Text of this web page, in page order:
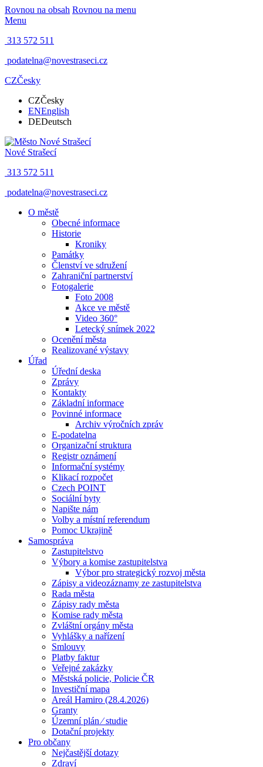
Rovnou na obsah Rovnou na menu
Menu
313 572 511
podatelna@novestraseci.cz
CZČesky
CZČesky
ENEnglish
DEDeutsch
Nové Strašecí
313 572 511
podatelna@novestraseci.cz
O městě
Obecné informace
Historie
Kroniky
Památky
Členství ve sdružení
Zahraniční partnerství
Fotogalerie
Foto 2008
Akce ve městě
Video 360°
Letecký snímek 2022
Ocenění města
Realizované výstavy
Úřad
Úřední deska
Zprávy
Kontakty
Základní informace
Povinné informace
Archiv výročních zpráv
E-podatelna
Organizační struktura
Registr oznámení
Informační systémy
Klikací rozpočet
Czech POINT
Sociální byty
Napište nám
Volby a místní referendum
Pomoc Ukrajině
Samospráva
Zastupitelstvo
Výbory a komise zastupitelstva
Výbor pro strategický rozvoj města
Zápisy a videozáznamy ze zastupitelstva
Rada města
Zápisy rady města
Komise rady města
Zvláštní orgány města
Vyhlášky a nařízení
Smlouvy
Platby faktur
Veřejné zakázky
Městská policie, Policie ČR
Investiční mapa
Areál Hamiro (28.4.2026)
Granty
Územní plán ⁄ studie
Dotační projekty
Pro občany
Nejčastější dotazy
Zdraví